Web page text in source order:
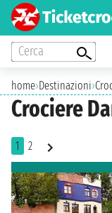
Cerca
home›Destinazioni›
Crociere
1 2